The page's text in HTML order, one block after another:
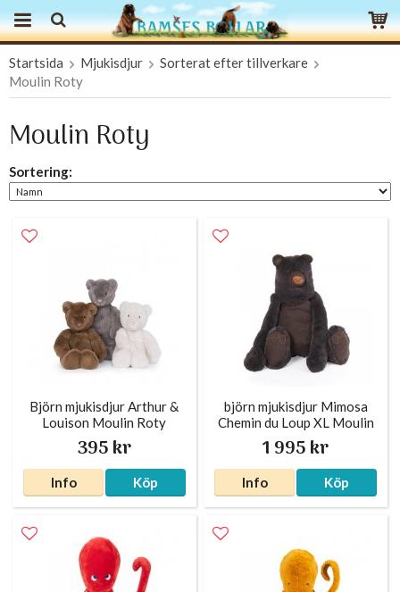
Startsida Mjukisdjur
Sorterat efter tillverkare
Moulin Roty
Moulin Roty
Sortering:
Björn mjukisdjur Arthur &
Louison Moulin Roty
395 kr
Info Köp
björn mjukisdjur Mimosa
Chemin du Loup XL Moulin
Roty
1 995 kr
Info Köp